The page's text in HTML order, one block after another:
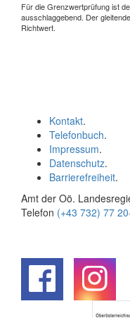
Für die Grenzwertprüfung ist
ausschlaggebend. Der
Richtwert.
Kontakt.
Telefonbuch.
Impressum.
Datenschutz.
Barrierefreiheit.
Amt der Oö.
Telefon (+43 732) 77